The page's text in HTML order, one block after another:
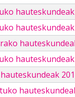
hauteskundeak